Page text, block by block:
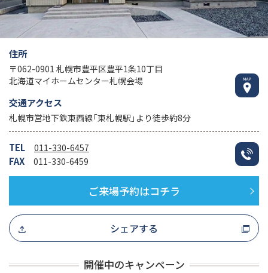
住所
〒062-0901 札幌市豊平区豊平1条10丁目
北海道マイホームセンター札幌会場
交通アクセス
札幌市営地下鉄東西線「東札幌駅」より徒歩約8分
TEL 011-330-6457
FAX 011-330-6459
ご来場予約はコチラ
シェアする
開催中のキャンペーン